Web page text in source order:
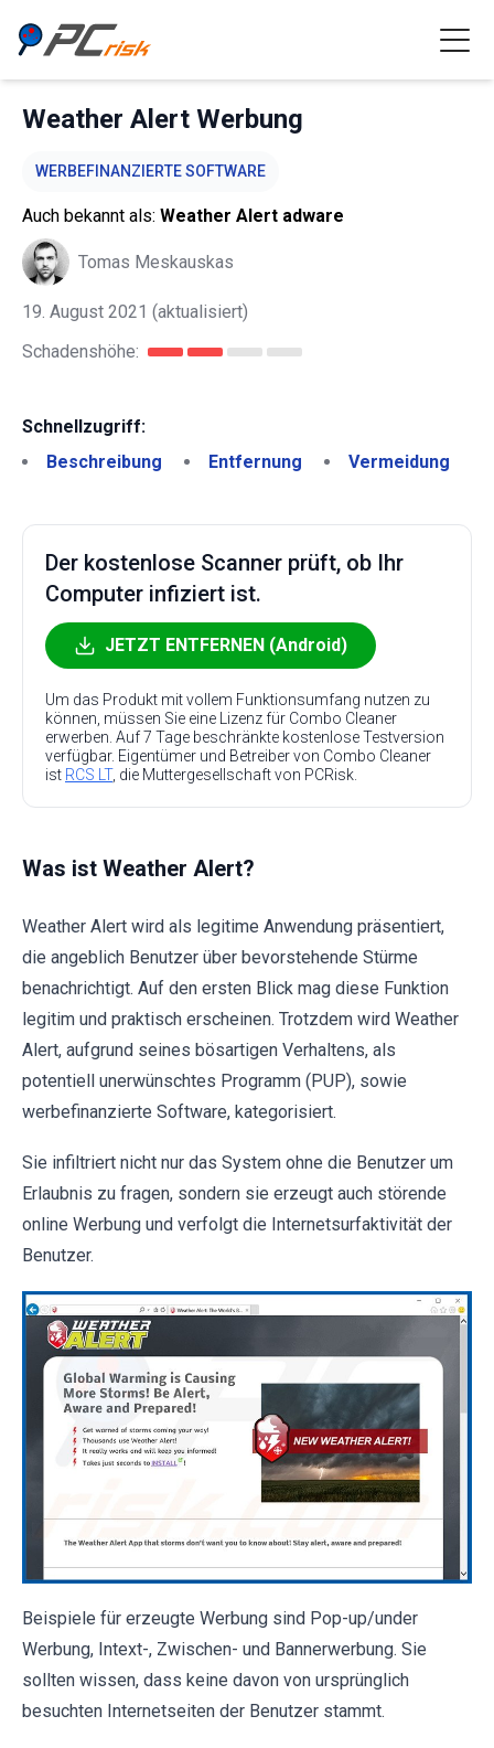
Weather Alert Werbung
WERBEFINANZIERTE SOFTWARE
Auch bekannt als: Weather Alert adware
Tomas Meskauskas
19. August 2021 (aktualisiert)
Schadenshöhe:
Schnellzugriff:
Beschreibung
Entfernung Vermeidung
Der kostenlose Scanner prüft, ob Ihr
Computer infiziert ist.
JETZT ENTFERNEN (Android)
Um das Produkt mit vollem Funktionsumfang nutzen zu
können, müssen Sie eine Lizenz für Combo Cleaner
erwerben. Auf 7 Tage beschränkte kostenlose Testversion
verfügbar. Eigentümer und Betreiber von Combo Cleaner
ist RCS LT, die Muttergesellschaft von PCRisk.
Was ist Weather Alert?
Weather Alert wird als legitime Anwendung präsentiert,
die angeblich Benutzer über bevorstehende Stürme
benachrichtigt. Auf den ersten Blick mag diese Funktion
legitim und praktisch erscheinen. Trotzdem wird Weather
Alert, aufgrund seines bösartigen Verhaltens, als
potentiell unerwünschtes Programm (PUP), sowie
werbefinanzierte Software, kategorisiert.
Sie infiltriert nicht nur das System ohne die Benutzer um
Erlaubnis zu fragen, sondern sie erzeugt auch störende
online Werbung und verfolgt die Internetsurfaktivität der
Benutzer.
Beispiele für erzeugte Werbung sind Pop-up/under
Werbung, Intext-, Zwischen- und Bannerwerbung. Sie
sollten wissen, dass keine davon von ursprünglich
besuchten Internetseiten der Benutzer stammt.